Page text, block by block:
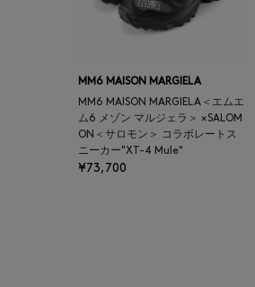
MM6 MAISON MARGIELA
MM6 MAISON MARGIELA＜エムエ
ム6 メゾン マルジェラ＞ ×SALOM
ON＜サロモン＞ コラボレートス
ニーカー"XT-4 Mule"
¥73,700